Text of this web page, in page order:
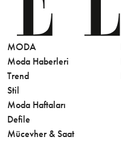
MODA
Moda Haberleri
Trend
Stil
Moda Haftaları
Defile
Mücevher & Saat